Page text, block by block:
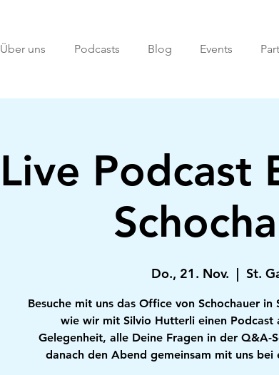
Über uns Podcasts Blog Events
Live Podcast
Do., 21. Nov.
  |
St.
Besuche mit uns das Office von Schochauer
wie wir mit Silvio Hutterli einen Podcast
Gelegenheit, alle Deine Fragen in der Q&A-
danach den Abend gemeinsam mit uns bei